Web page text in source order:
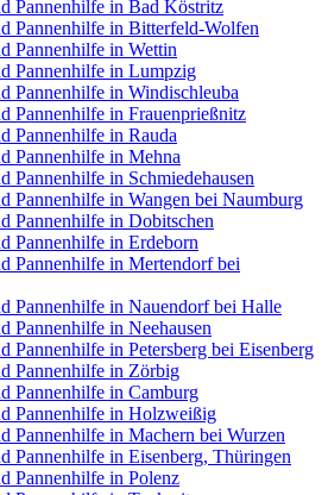
Pannenhilfe in Bad Köstritz
Pannenhilfe in Bitterfeld-Wolfen
Pannenhilfe in Wettin
Pannenhilfe in Lumpzig
Pannenhilfe in Windischleuba
Pannenhilfe in Frauenprießnitz
Pannenhilfe in Rauda
Pannenhilfe in Mehna
Pannenhilfe in Schmiedehausen
Pannenhilfe in Wangen bei Naumburg
Pannenhilfe in Dobitschen
Pannenhilfe in Erdeborn
Pannenhilfe in Mertendorf bei
Pannenhilfe in Nauendorf bei Halle
Pannenhilfe in Neehausen
Pannenhilfe in Petersberg bei Eisenberg
Pannenhilfe in Zörbig
Pannenhilfe in Camburg
Pannenhilfe in Holzweißig
Pannenhilfe in Machern bei Wurzen
Pannenhilfe in Eisenberg, Thüringen
Pannenhilfe in Polenz